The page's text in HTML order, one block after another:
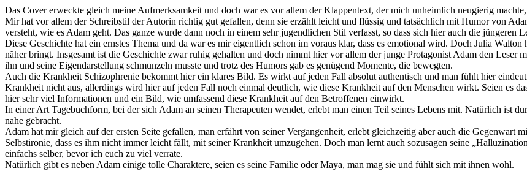
Das Cover erweckte gleich meine Aufmerksamkeit und doch war es vor allem der Klappentext, der mich unheimlich neugierig
Mir hat vor allem der Schreibstil der Autorin richtig gut gefallen, denn sie erzählt leicht und flüssig und tatsächlich mit Humor von
versteht, wie es Adam geht. Das ganze wurde dann noch in einem sehr jugendlichen Stil verfasst, so dass sich hier auch die jüngeren
Diese Geschichte hat ein ernstes Thema und da war es mir eigentlich schon im voraus klar, dass es emotional wird. Doch Julia
näher bringt. Insgesamt ist die Geschichte zwar ruhig gehalten und doch nimmt hier vor allem der junge Protagonist Adam den Leser
ihn und seine Eigendarstellung schmunzeln musste und trotz des Humors gab es genügend Momente, die bewegten.
Auch die Krankheit Schizophrenie bekommt hier ein klares Bild. Es wirkt auf jeden Fall absolut authentisch und man fühlt hier
Krankheit nicht aus, allerdings wird hier auf jeden Fall noch einmal deutlich, wie diese Krankheit auf den Menschen wirkt. Seien es
hier sehr viel Informationen und ein Bild, wie umfassend diese Krankheit auf den Betroffenen einwirkt.
In einer Art Tagebuchform, bei der sich Adam an seinen Therapeuten wendet, erlebt man einen Teil seines Lebens mit. Natürlich ist
nahe gebracht.
Adam hat mir gleich auf der ersten Seite gefallen, man erfährt von seiner Vergangenheit, erlebt gleichzeitig aber auch die Gegenwart
Selbstironie, dass es ihm nicht immer leicht fällt, mit seiner Krankheit umzugehen. Doch man lernt auch sozusagen seine
einfachs selber, bevor ich euch zu viel verrate.
Natürlich gibt es neben Adam einige tolle Charaktere, seien es seine Familie oder Maya, man mag sie und fühlt sich mit ihnen wohl.